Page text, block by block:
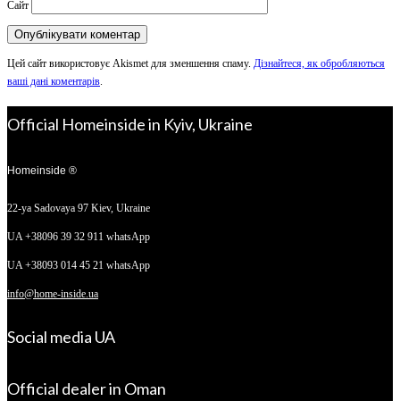
Сайт
Цей сайт використовує Akismet для зменшення спаму. Дізнайтеся, як обробляються
ваші дані коментарів.
Official Homeinside in Kyiv, Ukraine
Homeinside ®
22-ya Sadovaya 97 Kiev, Ukraine
UA +38096 39 32 911 whatsApp
UA +38093 014 45 21 whatsApp
info@home-inside.ua
Social media UA
Official dealer in Oman